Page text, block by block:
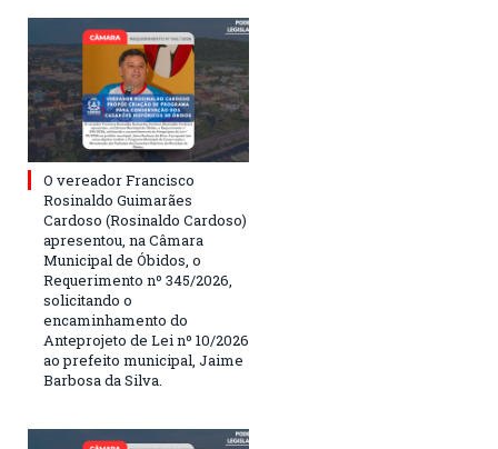
O vereador Francisco
Rosinaldo Guimarães
Cardoso (Rosinaldo Cardoso)
apresentou, na Câmara
Municipal de Óbidos, o
Requerimento nº 345/2026,
solicitando o
encaminhamento do
Anteprojeto de Lei nº 10/2026
ao prefeito municipal, Jaime
Barbosa da Silva.